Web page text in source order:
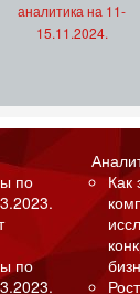
аналитика на 11-
15.11.2024.
по
по
Как